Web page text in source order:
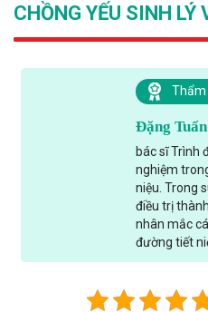
CHỒNG YẾU SINH LÝ
Thẩm
Đặng
bác sĩ Trình
nghiệm
niệu. Trong
điều trị
nhân mắc
đường tiết